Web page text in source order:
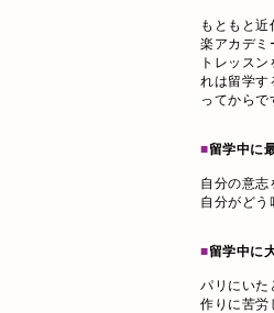
もともと
楽アカデミ
トレッス
れは留学す
ってからで
■留学中に
自分の意志
自分がどう
■留学中に
パリにいた
作りに苦労